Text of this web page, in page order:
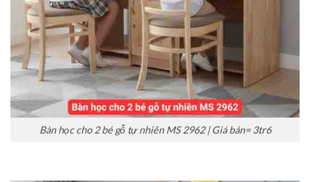
Bàn học cho 2 bé gỗ tự nhiên MS 2962 | Giá bán= 3tr6